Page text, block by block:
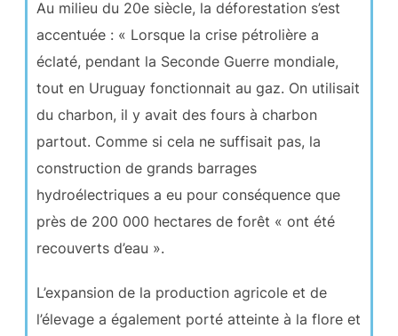
Au milieu du 20e siècle, la déforestation s’est
accentuée : « Lorsque la crise pétrolière a
éclaté, pendant la Seconde Guerre mondiale,
tout en Uruguay fonctionnait au gaz. On utilisait
du charbon, il y avait des fours à charbon
partout. Comme si cela ne suffisait pas, la
construction de grands barrages
hydroélectriques a eu pour conséquence que
près de 200 000 hectares de forêt « ont été
recouverts d’eau ».
L’expansion de la production agricole et de
l’élevage a également porté atteinte à la flore et